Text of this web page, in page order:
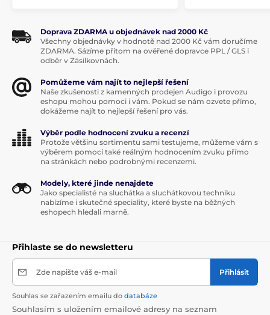
Doprava ZDARMA u objednávek nad 2000 Kč
Všechny objednávky v hodnotě nad 2000 Kč vám doručíme
ZDARMA. Sázíme přitom na ověřené dopravce PPL / GLS i
odběr v Zásilkovnách.
Pomůžeme vám najít to nejlepší řešení
Naše zkušenosti z kamenných prodejen Audigo i provozu
eshopu mohou pomoci i vám. Pokud se nám ozvete přímo,
dokážeme najít to nejlepší řešení pro vás.
Výběr podle hodnocení zvuku a recenzí
Protože většinu sortimentu sami testujeme, můžeme vám s
výběrem pomoci také reálným hodnocením zvuku přímo
na stránkách nebo podrobnými recenzemi.
Modely, které jinde nenajdete
Jako specialisté na sluchátka a sluchátkovou techniku
nabízíme i skutečné speciality, které byste na běžných
eshopech hledali marně.
Přihlaste se do newsletteru
Zde napište váš e-mail Přihlásit
Souhlas se zařazením emailu do databáze
Souhlasím s uložením emailové adresy na seznam